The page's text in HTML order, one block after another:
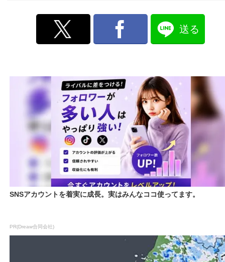
送る
SNSアカウントを着実に成長。実はみんなココ使ってます。
PR(Dreaw合同会社)